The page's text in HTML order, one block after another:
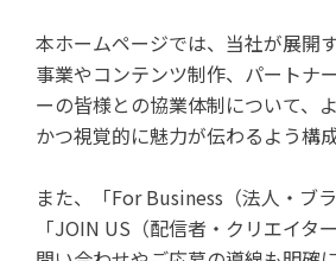
本ホームページでは、当社が展開
事業やコンテンツ制作、パートナ
ーの皆様との協業体制について、
かつ視覚的に魅力が伝わるよう構
また、「For Business（法人・ブ
「JOIN US（配信者・クリエイタ